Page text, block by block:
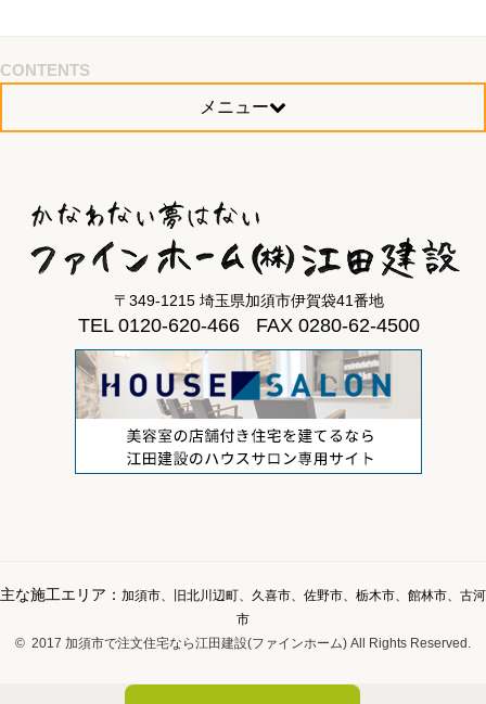
CONTENTS
メニュー
〒349-1215 埼玉県加須市伊賀袋41番地
TEL 0120-620-466 FAX 0280-62-4500
主な施工エリア： 加須市、旧北川辺町、久喜市、佐野市、栃木市、館林市、古河
市
© 2017 加須市で注文住宅なら江田建設(ファインホーム) All Rights Reserved.